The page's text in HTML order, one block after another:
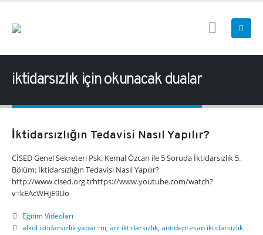
iktidarsızlık için okunacak dualar
İktidarsızlığın Tedavisi Nasıl Yapılır?
CİSED Genel Sekreteri Psk. Kemal Özcan ile 5 Soruda İktidarsızlık 5.
Bölüm: İktidarsızlığın Tedavisi Nasıl Yapılır?
http://www.cised.org.trhttps://www.youtube.com/watch?
v=kEAcWHjE9Uo
Eğitim Videoları
alkol iktidarsızlık yapar mı, ani iktidarsızlık, antidepresan iktidarsızlık